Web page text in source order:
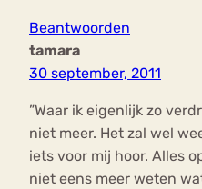
Beantwoorden
tamara
30 september, 2011
”Waar ik eigenlijk zo
niet meer. Het zal wel
iets voor mij hoor. Alles
niet eens meer weten